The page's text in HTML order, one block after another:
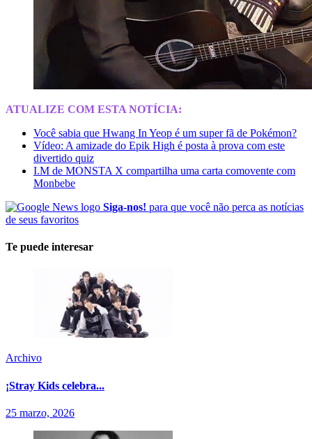
ATUALIZE COM ESTA NOTÍCIA:
Você sabia que Hwang In Yeop é um super fã de Pokémon?
Vídeo: A amizade do Epik High é posta à prova com este
divertido quiz
I.M de MONSTA X compartilha uma carta comovente com
Monbebe
Siga-nos! para que você não perca as notícias
de seus favoritos
Te puede interesar
Archivo
¡Stray Kids celebra...
25 marzo, 2026